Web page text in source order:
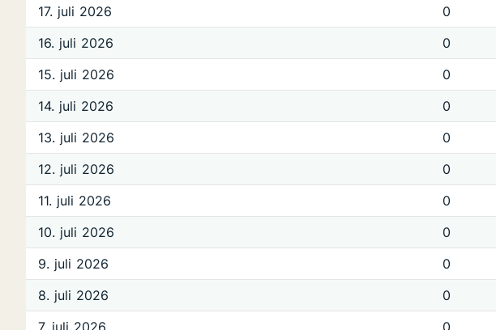
17. juli 2026
0
16. juli 2026
0
15. juli 2026
0
14. juli 2026
0
13. juli 2026
0
12. juli 2026
0
11. juli 2026
0
10. juli 2026
0
9. juli 2026
0
8. juli 2026
0
7. juli 2026
0